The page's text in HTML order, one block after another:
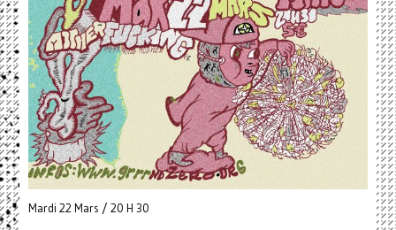
Mardi 22 Mars / 20 H 30